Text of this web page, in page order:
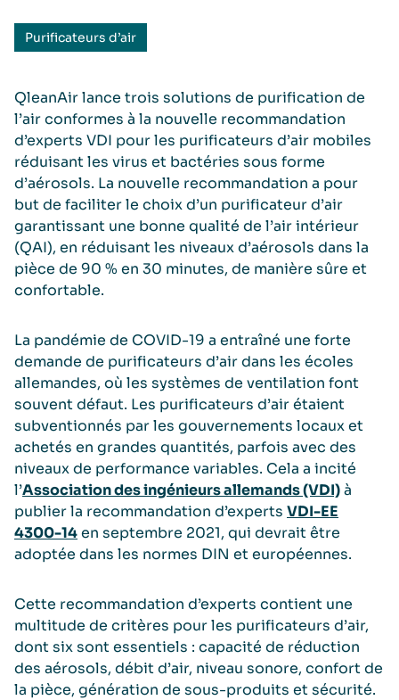
Purificateurs d’air
QleanAir lance trois solutions de purification de
l’air conformes à la nouvelle recommandation
d’experts VDI pour les purificateurs d’air mobiles
réduisant les virus et bactéries sous forme
d’aérosols. La nouvelle recommandation a pour
but de faciliter le choix d’un purificateur d’air
garantissant une bonne qualité de l’air intérieur
(QAI), en réduisant les niveaux d’aérosols dans la
pièce de 90 % en 30 minutes, de manière sûre et
confortable.
La pandémie de COVID-19 a entraîné une forte
demande de purificateurs d’air dans les écoles
allemandes, où les systèmes de ventilation font
souvent défaut. Les purificateurs d’air étaient
subventionnés par les gouvernements locaux et
achetés en grandes quantités, parfois avec des
niveaux de performance variables. Cela a incité
l’Association des ingénieurs allemands (VDI)à
publier la recommandation d’experts VDI-EE
4300-14en septembre 2021, qui devrait être
adoptée dans les normes DIN et européennes.
Cette recommandation d’experts contient une
multitude de critères pour les purificateurs d’air,
dont six sont essentiels : capacité de réduction
des aérosols, débit d’air, niveau sonore, confort de
la pièce, génération de sous-produits et sécurité.